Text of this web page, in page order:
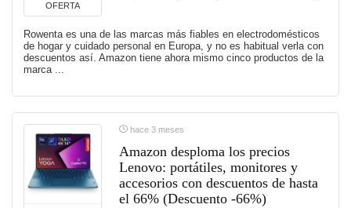
OFERTA
Rowenta es una de las marcas más fiables en electrodomésticos
de hogar y cuidado personal en Europa, y no es habitual verla con
descuentos así. Amazon tiene ahora mismo cinco productos de la
marca ...
hace 3 meses
Amazon desploma los precios
Lenovo: portátiles, monitores y
accesorios con descuentos de hasta
el 66% (Descuento -66%)